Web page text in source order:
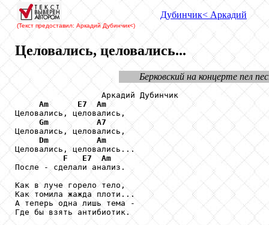
(Текст предоставил: Аркадий Дубинчик<)
Дубинчик< Аркадий
Целовались, целовались...
Берковский на концерте пел
                  Аркадий Дубинчик
Am
E7
Am
Целовались, целовались,
Gm
A7
Целовались, целовались,
Dm
Am
Целовались, целовались...
F
E7
Am
После - сделали анализ.
Как в луче горело тело,
Как томила жажда плоти...
А теперь одна лишь тема -
Где бы взять антибиотик.